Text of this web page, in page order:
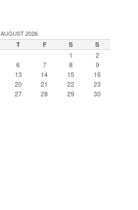
AUGUST 2026
T F S S
1
2
6 7 8
9
13 14 15
16
20 21 22
23
27 28 29
30